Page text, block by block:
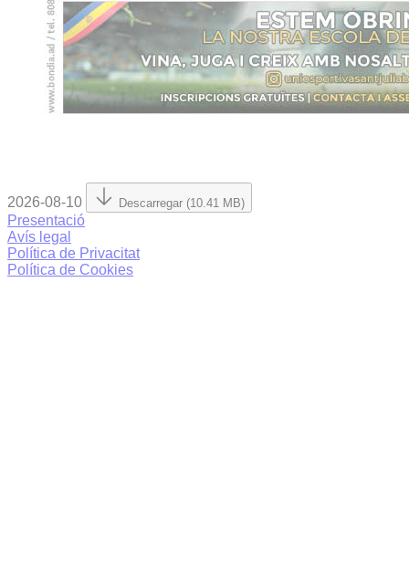
2026-08-10 Descarregar (10.41 MB)
Presentació
Avís legal
Política de Privacitat
Política de Cookies